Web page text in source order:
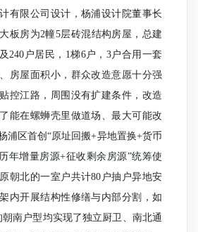
有限公司设计，杨浦设计院董事长
板房为2幢5层砖混结构房屋，总建
240户居民，1梯6户，3户合用一套
房屋面积小，群众改造意愿十分强
控江路，周围没有扩建条件，改造
能在螺蛳壳里做道场、最大可能改
浦区首创“原址回搬+异地置换+货币
年增量房源+征收剩余房源”统筹使
朝北的一室户共计80户抽户异地安
内开展结构性修缮与内部分割，如
南户型均实现了独立厨卫、南北通